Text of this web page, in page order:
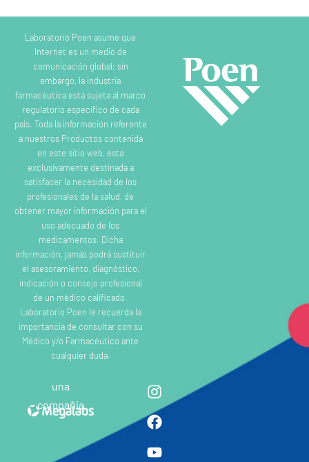
Laboratorio Poen asume que
Internet es un medio de
comunicación global; sin
embargo, la industria
farmacéutica está sujeta al marco
regulatorio específico de cada
país. Toda la información referente
a nuestros Productos contenida
en este sitio web, esta
exclusivamente destinada a
satisfacer la necesidad de los
profesionales de la salud, de
obtener mayor información para el
uso adecuado de los
medicamentos. Dicha
información, jamás podrá sustituir
el asesoramiento, diagnóstico,
indicación o consejo profesional
de un médico calificado.
Laboratorio Poen le recuerda la
importancia de consultar con su
Médico y/o Farmacéutico ante
cualquier duda.
una
compañia